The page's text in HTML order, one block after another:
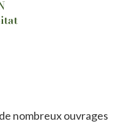
nombreux ouvrages